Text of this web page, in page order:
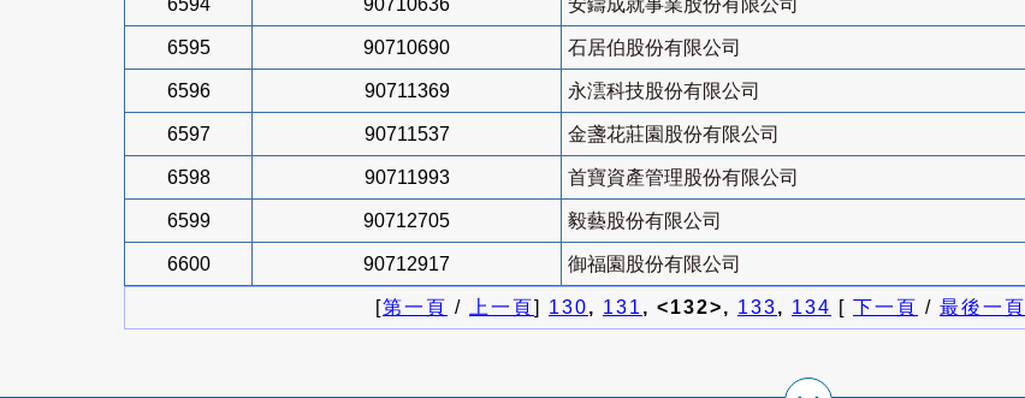
6594 90710636 安鑄成就事業股份有限公司
6595 90710690 石居伯股份有限公司
6596 90711369 永澐科技股份有限公司
6597 90711537 金盞花莊園股份有限公司
6598 90711993 首寶資產管理股份有限公司
6599 90712705 毅藝股份有限公司
6600 90712917 御福園股份有限公司
[第一頁 / 上一頁] 130, 131, <132>, 133, 134 [ 下一頁 / 最後一頁